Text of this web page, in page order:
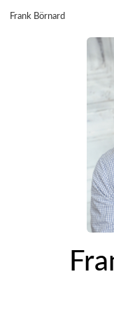
Frank Börnard